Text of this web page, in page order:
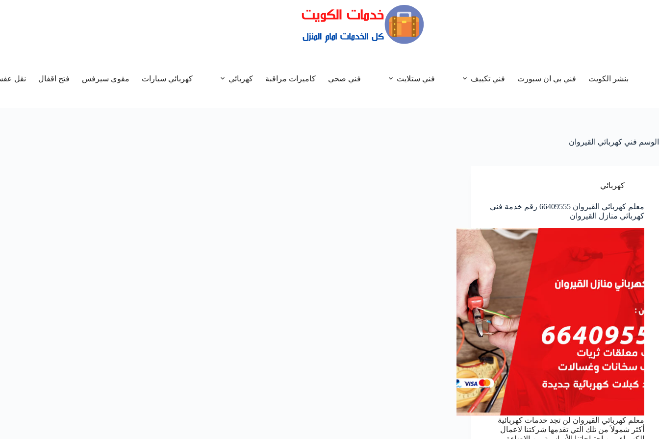
بنشر الكويت فني بي ان سبورت فني تكييف فني ستلايت فني صحي كاميرات مراقبة كهربائي كهربائي سيارات مقوي سيرفس فتح اقفال نقل
الوسم فني كهربائي القيروان
كهربائي
معلم كهربائي القيروان 66409555 رقم خدمة فني
كهربائي منازل القيروان
معلم كهربائي القيروان لن تجد خدمات كهربائية
أكثر شمولاً من تلك التي تقدمها شركتنا لاعمال